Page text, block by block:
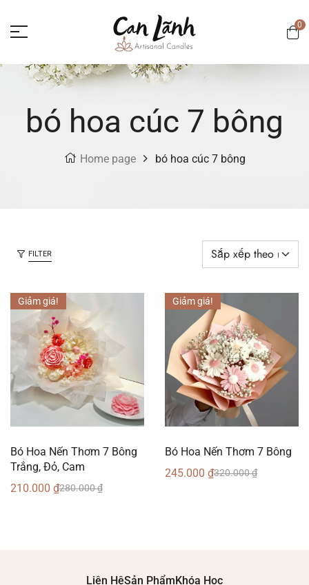
0
bó hoa cúc 7 bông
Home page bó hoa cúc 7 bông
FILTER
Giảm giá!
Bó Hoa Nến Thơm 7 Bông
Trắng, Đỏ, Cam
280.000₫
210.000 ₫
Giảm giá!
Bó Hoa Nến Thơm 7 Bông
320.000₫
245.000 ₫
Liên HệSản PhẩmKhóa Học